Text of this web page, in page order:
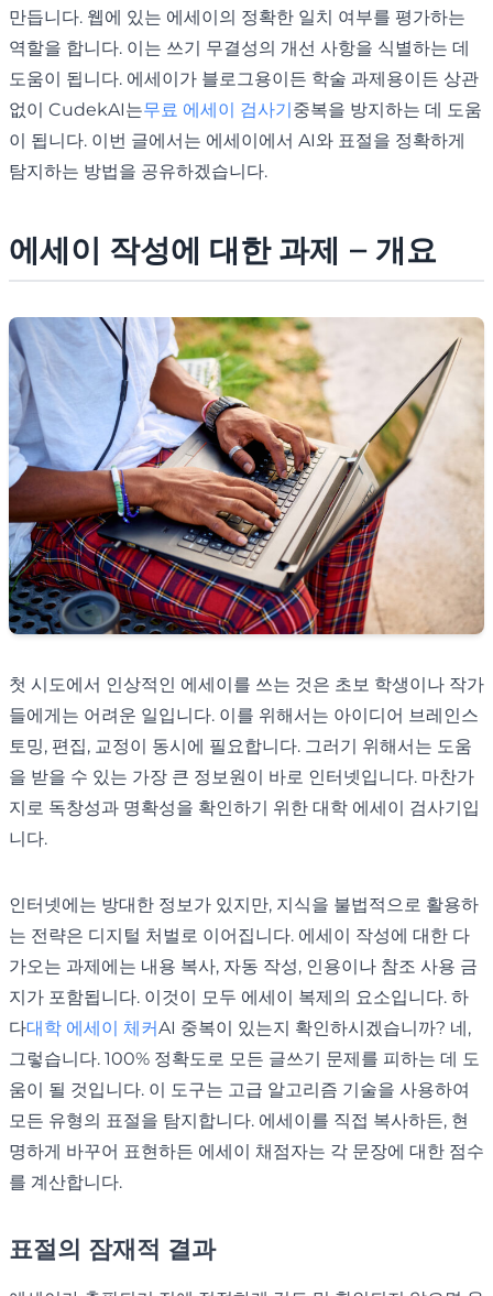
만듭니다. 웹에 있는 에세이의 정확한 일치 여부를 평가하는
역할을 합니다. 이는 쓰기 무결성의 개선 사항을 식별하는 데
도움이 됩니다. 에세이가 블로그용이든 학술 과제용이든 상관
없이 CudekAI는무료 에세이 검사기중복을 방지하는 데 도움
이 됩니다. 이번 글에서는 에세이에서 AI와 표절을 정확하게
탐지하는 방법을 공유하겠습니다.
에세이 작성에 대한 과제 – 개요
첫 시도에서 인상적인 에세이를 쓰는 것은 초보 학생이나 작가
들에게는 어려운 일입니다. 이를 위해서는 아이디어 브레인스
토밍, 편집, 교정이 동시에 필요합니다. 그러기 위해서는 도움
을 받을 수 있는 가장 큰 정보원이 바로 인터넷입니다. 마찬가
지로 독창성과 명확성을 확인하기 위한 대학 에세이 검사기입
니다.
인터넷에는 방대한 정보가 있지만, 지식을 불법적으로 활용하
는 전략은 디지털 처벌로 이어집니다. 에세이 작성에 대한 다
가오는 과제에는 내용 복사, 자동 작성, 인용이나 참조 사용 금
지가 포함됩니다. 이것이 모두 에세이 복제의 요소입니다. 하
다대학 에세이 체커AI 중복이 있는지 확인하시겠습니까? 네,
그렇습니다. 100% 정확도로 모든 글쓰기 문제를 피하는 데 도
움이 될 것입니다. 이 도구는 고급 알고리즘 기술을 사용하여
모든 유형의 표절을 탐지합니다. 에세이를 직접 복사하든, 현
명하게 바꾸어 표현하든 에세이 채점자는 각 문장에 대한 점수
를 계산합니다.
표절의 잠재적 결과